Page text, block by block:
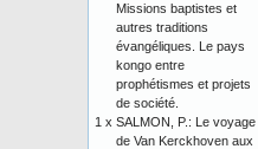
Missions baptistes et
autres traditions
évangéliques. Le pays
kongo entre
prophétismes et projets
de société.
1 x SALMON, P.: Le voyage
de Van Kerckhoven aux